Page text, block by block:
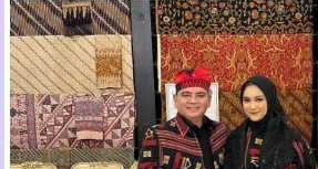
Jawa
Timur